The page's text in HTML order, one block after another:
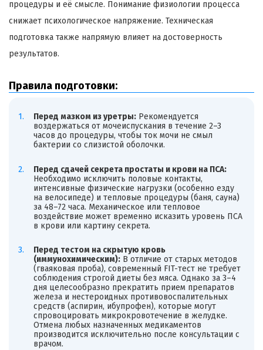
процедуры и её смысле. Понимание физиологии процесса
снижает психологическое напряжение. Техническая
подготовка также напрямую влияет на достоверность
результатов.
Правила подготовки:
Перед мазком из уретры:Рекомендуется
воздержаться от мочеиспускания в течение 2–3
часов до процедуры, чтобы ток мочи не смыл
бактерии со слизистой оболочки.
Перед сдачей секрета простаты и крови на ПСА:
Необходимо исключить половые контакты,
интенсивные физические нагрузки (особенно езду
на велосипеде) и тепловые процедуры (баня, сауна)
за 48–72 часа. Механическое или тепловое
воздействие может временно исказить уровень ПСА
в крови или картину секрета.
Перед тестом на скрытую кровь
(иммунохимическим):В отличие от старых методов
(гваяковая проба), современный FIT-тест не требует
соблюдения строгой диеты без мяса. Однако за 3–4
дня целесообразно прекратить прием препаратов
железа и нестероидных противовоспалительных
средств (аспирин, ибупрофен), которые могут
спровоцировать микрокровотечение в желудке.
Отмена любых назначенных медикаментов
производится исключительно после консультации с
врачом.